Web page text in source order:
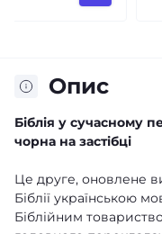
Опис
Біблія у сучасному
чорна на застібці
Це друге, оновлене
Біблії українською
Біблійним